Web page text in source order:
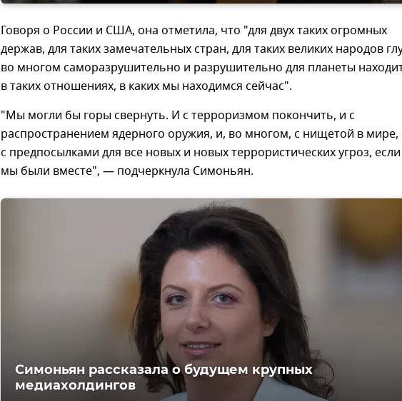
Говоря о России и США, она отметила, что "для двух таких огромных
держав, для таких замечательных стран, для таких великих народов
во многом саморазрушительно и разрушительно для планеты
в таких отношениях, в каких мы находимся сейчас".
"Мы могли бы горы свернуть. И с терроризмом покончить, и с
распространением ядерного оружия, и, во многом, с нищетой в мире,
с предпосылками для все новых и новых террористических угроз,
мы были вместе", — подчеркнула Симоньян.
Симоньян рассказала о будущем крупных
медиахолдингов